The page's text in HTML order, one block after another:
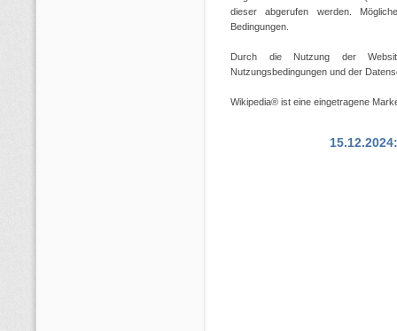
dieser abgerufen werden.
Bedingungen.
Durch die Nutzung der
Nutzungsbedingungen und der
Wikipedia® ist eine eingetragene